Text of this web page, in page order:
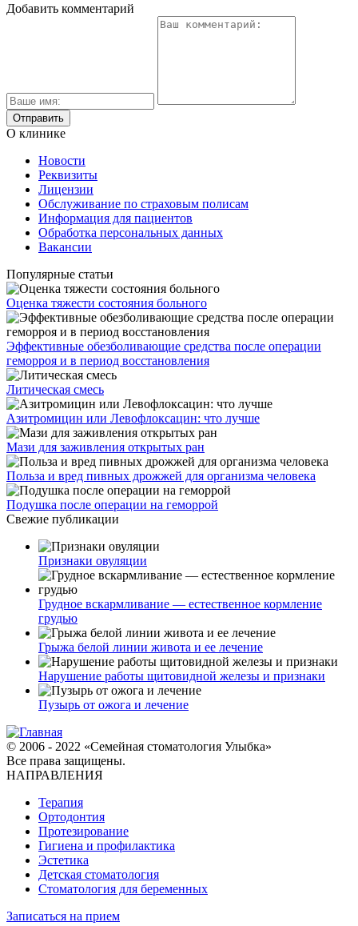
Добавить комментарий
О клинике
Новости
Реквизиты
Лицензии
Обслуживание по страховым полисам
Информация для пациентов
Обработка персональных данных
Вакансии
Популярные статьи
Оценка тяжести состояния больного
Эффективные обезболивающие средства после операции
геморроя и в период восстановления
Литическая смесь
Азитромицин или Левофлоксацин: что лучше
Мази для заживления открытых ран
Польза и вред пивных дрожжей для организма человека
Подушка после операции на геморрой
Свежие публикации
Признаки овуляции
Грудное вскармливание — естественное кормление
грудью
Грыжа белой линии живота и ее лечение
Нарушение работы щитовидной железы и признаки
Пузырь от ожога и лечение
© 2006 - 2022 «Семейная стоматология Улыбка»
Все права защищены.
НАПРАВЛЕНИЯ
Терапия
Ортодонтия
Протезирование
Гигиена и профилактика
Эстетика
Детская стоматология
Стоматология для беременных
Записаться на прием